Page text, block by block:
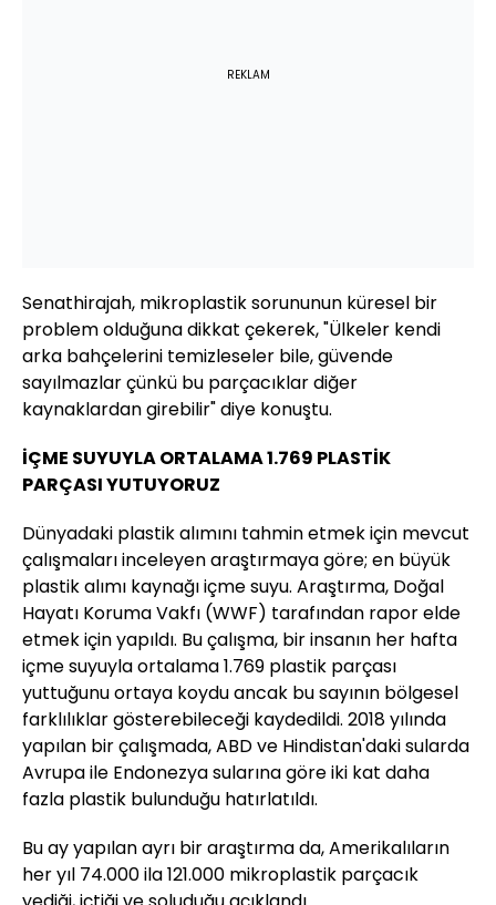
REKLAM
Senathirajah, mikroplastik sorununun küresel bir
problem olduğuna dikkat çekerek, "Ülkeler kendi
arka bahçelerini temizleseler bile, güvende
sayılmazlar çünkü bu parçacıklar diğer
kaynaklardan girebilir" diye konuştu.
İÇME SUYUYLA ORTALAMA 1.769 PLASTİK
PARÇASI YUTUYORUZ
Dünyadaki plastik alımını tahmin etmek için mevcut
çalışmaları inceleyen araştırmaya göre; en büyük
plastik alımı kaynağı içme suyu. Araştırma, Doğal
Hayatı Koruma Vakfı (WWF) tarafından rapor elde
etmek için yapıldı. Bu çalışma, bir insanın her hafta
içme suyuyla ortalama 1.769 plastik parçası
yuttuğunu ortaya koydu ancak bu sayının bölgesel
farklılıklar gösterebileceği kaydedildi. 2018 yılında
yapılan bir çalışmada, ABD ve Hindistan'daki sularda
Avrupa ile Endonezya sularına göre iki kat daha
fazla plastik bulunduğu hatırlatıldı.
Bu ay yapılan ayrı bir araştırma da, Amerikalıların
her yıl 74.000 ila 121.000 mikroplastik parçacık